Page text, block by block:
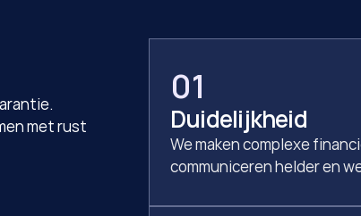
met rust
01
Duidelijkheid
We maken complexe
communiceren helder en